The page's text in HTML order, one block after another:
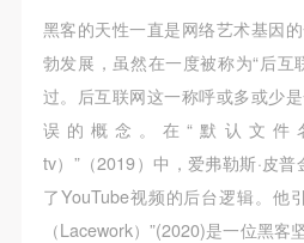
黑客的天性一直是网络艺术基因
勃发展，虽然在一度被称为“后互
过。后互联网这一称呼或多或少
误的概念。在“默认文件
tv）”（2019）中，爱弗勒斯·皮
了YouTube视频的后台逻辑。他
（Lacework）”(2020)是一位黑